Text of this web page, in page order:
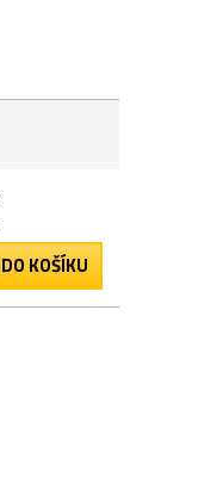
DO KOŠÍKU